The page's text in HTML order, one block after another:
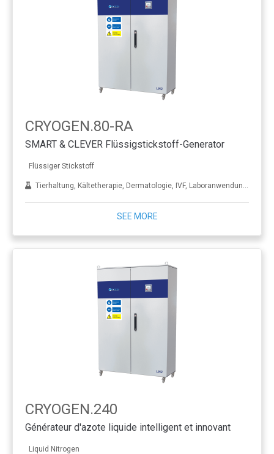
CRYOGEN.80-RA
SMART & CLEVER Flüssigstickstoff-Generator
Flüssiger Stickstoff
Tierhaltung, Kältetherapie, Dermatologie, IVF, Laboranwendungen, Behandlung von Metall
SEE MORE
CRYOGEN.240
Générateur d'azote liquide intelligent et innovant
Liquid Nitrogen